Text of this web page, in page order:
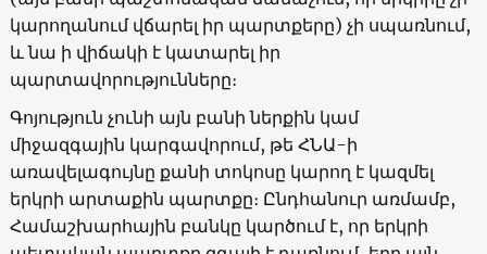
կարողանում վճարել իր պարտքերը) չի սպառնում,
և նա ի վիճակի է կատարել իր
պարտավորությունները։
Գոյություն չունի այն բանի ներքին կամ
միջազգային կարգավորում, թե ՀՆԱ-ի
առավելագույնը քանի տոկոսը կարող է կազմել
երկրի արտաքին պարտքը։ Ընդհանուր առմամբ,
Համաշխարհային բանկը կարծում է, որ երկրի